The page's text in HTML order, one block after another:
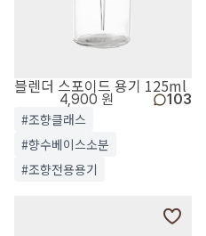
블렌더 스포이드 용기 125ml
4,900 원 103
#조향클래스
#향수베이스소분
#조향전용용기